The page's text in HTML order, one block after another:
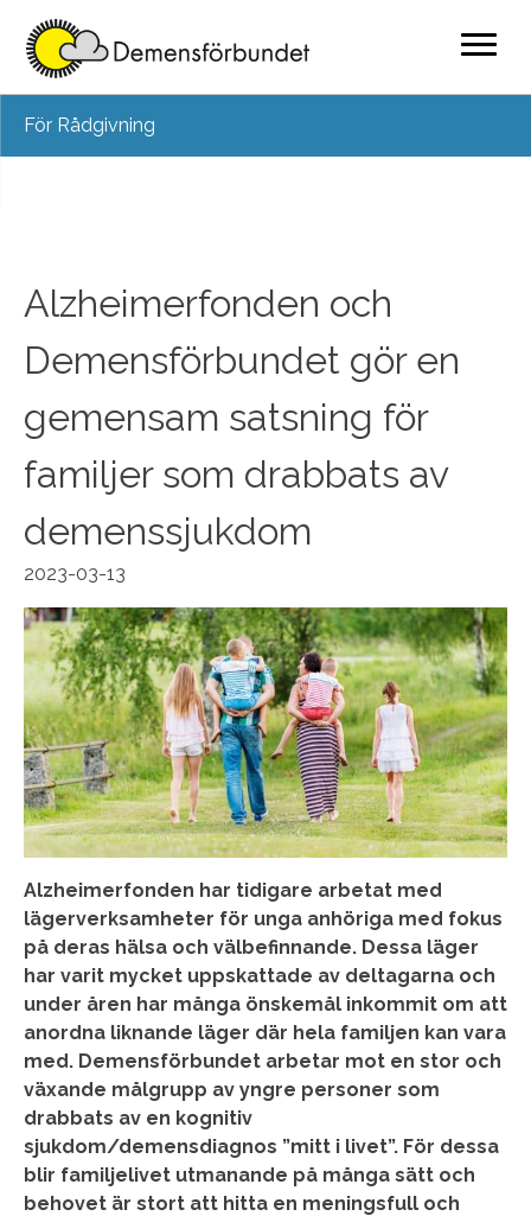
content
För Rådgivning
Alzheimerfonden och
Demensförbundet gör en
gemensam satsning för
familjer som drabbats av
demenssjukdom
2023-03-13
Alzheimerfonden har tidigare arbetat med
lägerverksamheter för unga anhöriga med fokus
på deras hälsa och välbefinnande. Dessa läger
har varit mycket uppskattade av deltagarna och
under åren har många önskemål inkommit om att
anordna liknande läger där hela familjen kan vara
med. Demensförbundet arbetar mot en stor och
växande målgrupp av yngre personer som
drabbats av en kognitiv
sjukdom/demensdiagnos ”mitt i livet”. För dessa
blir familjelivet utmanande på många sätt och
behovet är stort att hitta en meningsfull och